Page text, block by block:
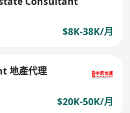
$8K-38K/月
地產代理
$20K-50K/月